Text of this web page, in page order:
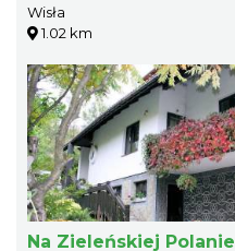
Wisła
1.02 km
Na Zieleńskiej Polanie